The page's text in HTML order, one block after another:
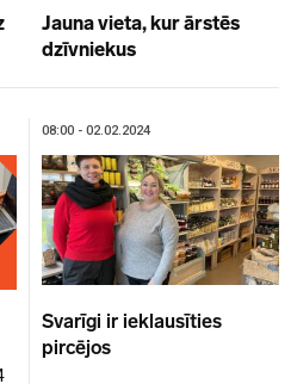
Jauna vieta, kur ārstēs
dzīvniekus
08:00 - 02.02.2024
Svarīgi ir ieklausīties
pircējos